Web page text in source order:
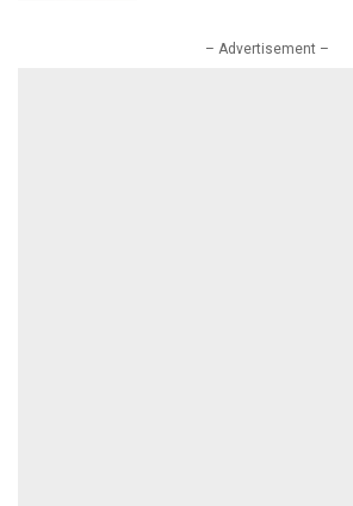
Nation 2026.
– Advertisement –